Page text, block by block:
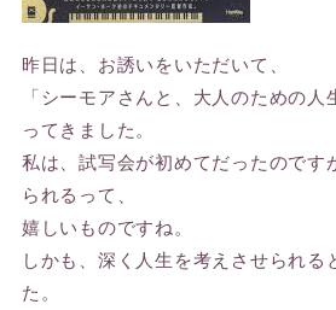
昨日は、お誘いをいただいて、
「シーモアさんと、大人のための
ってきました。
私は、試写会が初めてだったのです
られるって、
嬉しいものですね。
しかも、深く人生を考えさせられる
た。